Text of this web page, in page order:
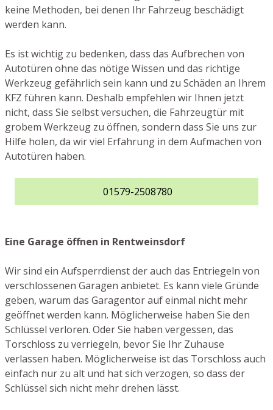
keine Methoden, bei denen Ihr Fahrzeug beschädigt
werden kann.
Es ist wichtig zu bedenken, dass das Aufbrechen von
Autotüren ohne das nötige Wissen und das richtige
Werkzeug gefährlich sein kann und zu Schäden an Ihrem
KFZ führen kann. Deshalb empfehlen wir Ihnen jetzt
nicht, dass Sie selbst versuchen, die Fahrzeugtür mit
grobem Werkzeug zu öffnen, sondern dass Sie uns zur
Hilfe holen, da wir viel Erfahrung in dem Aufmachen von
Autotüren haben.
01579-2508780
Eine Garage öffnen in Rentweinsdorf
Wir sind ein Aufsperrdienst der auch das Entriegeln von
verschlossenen Garagen anbietet. Es kann viele Gründe
geben, warum das Garagentor auf einmal nicht mehr
geöffnet werden kann. Möglicherweise haben Sie den
Schlüssel verloren. Oder Sie haben vergessen, das
Torschloss zu verriegeln, bevor Sie Ihr Zuhause
verlassen haben. Möglicherweise ist das Torschloss auch
einfach nur zu alt und hat sich verzogen, so dass der
Schlüssel sich nicht mehr drehen lässt.